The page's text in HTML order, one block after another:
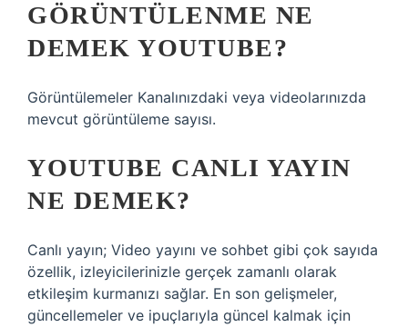
GÖRÜNTÜLENME NE
DEMEK YOUTUBE?
Görüntülemeler Kanalınızdaki veya videolarınızda
mevcut görüntüleme sayısı.
YOUTUBE CANLI YAYIN
NE DEMEK?
Canlı yayın; Video yayını ve sohbet gibi çok sayıda
özellik, izleyicilerinizle gerçek zamanlı olarak
etkileşim kurmanızı sağlar. En son gelişmeler,
güncellemeler ve ipuçlarıyla güncel kalmak için